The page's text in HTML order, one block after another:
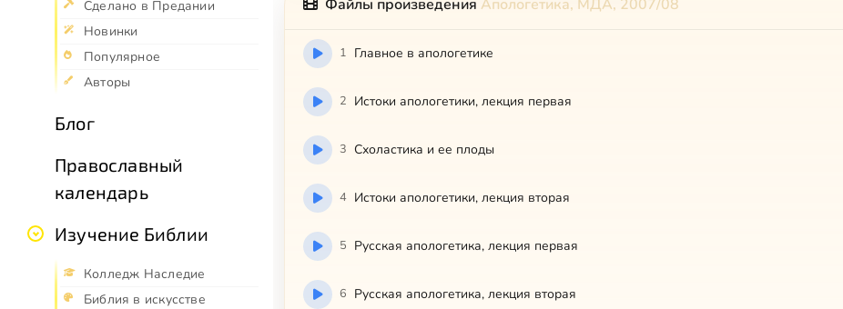
Сделано в Предании
Новинки
Популярное
Авторы
Блог
Православный
календарь
Изучение Библии
Колледж Наследие
Библия в искусстве
Файлы произведения Апологетика, МДА, 2007/08
1 Главное в апологетике
2 Истоки апологетики, лекция первая
3 Схоластика и ее плоды
4 Истоки апологетики, лекция вторая
5 Русская апологетика, лекция первая
6 Русская апологетика, лекция вторая